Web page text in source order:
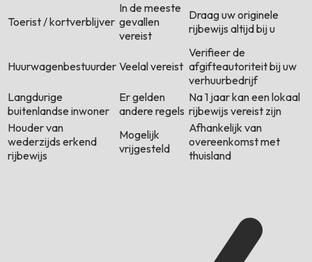
Toerist / kortverblijver
In de meeste
gevallen
vereist
Draag uw originele
rijbewijs altijd bij u
Huurwagenbestuurder Veelal vereist
Verifieer de
afgifteautoriteit bij uw
verhuurbedrijf
Langdurige
buitenlandse inwoner
Er gelden
andere regels
Na 1 jaar kan een lokaal
rijbewijs vereist zijn
Houder van
wederzijds erkend
rijbewijs
Mogelijk
vrijgesteld
Afhankelijk van
overeenkomst met
thuisland